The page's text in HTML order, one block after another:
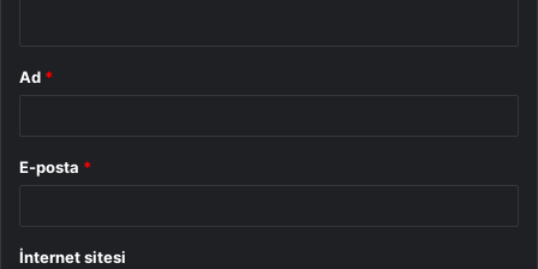
Ad *
E-posta *
İnternet sitesi